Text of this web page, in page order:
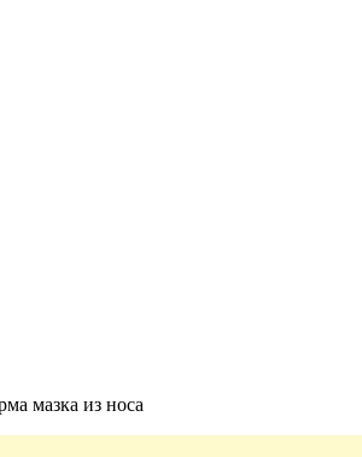
мазка из носа